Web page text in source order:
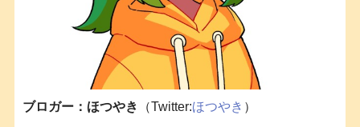
ブロガー：ほつやき （Twitter:ほつやき ）